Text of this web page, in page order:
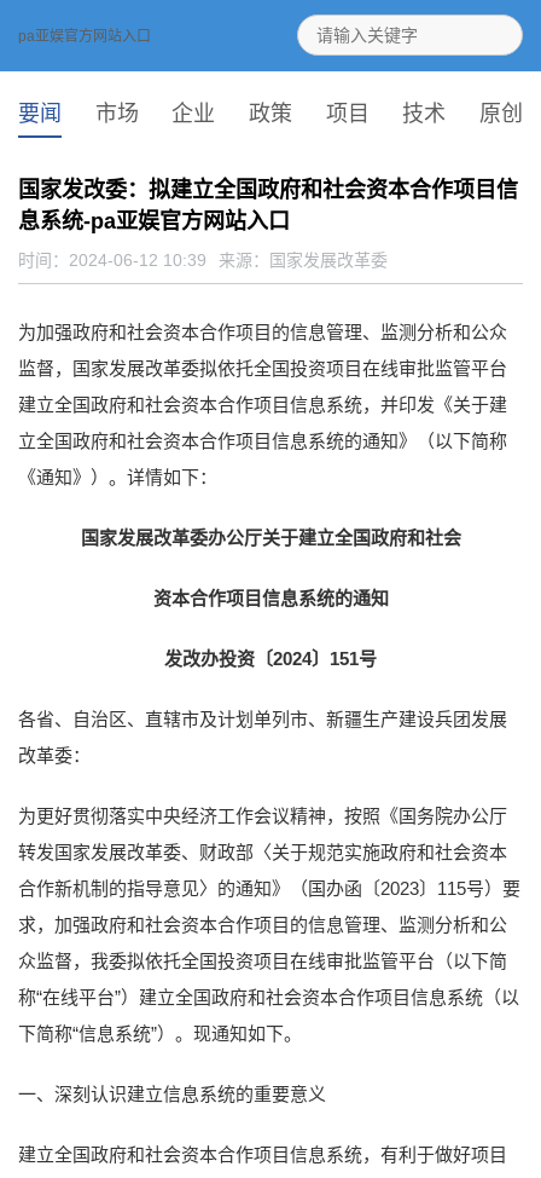
pa亚娱官方网站入口
要闻 市场 企业 政策 项目 技术 原创
国家发改委：拟建立全国政府和社会资本合作项目信
息系统-pa亚娱官方网站入口
时间：2024-06-12 10:39 来源： 国家发展改革委
为加强政府和社会资本合作项目的信息管理、监测分析和公众
监督，国家发展改革委拟依托全国投资项目在线审批监管平台
建立全国政府和社会资本合作项目信息系统，并印发《关于建
立全国政府和社会资本合作项目信息系统的通知》（以下简称
《通知》）。详情如下：
国家发展改革委办公厅关于建立全国政府和社会
资本合作项目信息系统的通知
发改办投资〔2024〕151号
各省、自治区、直辖市及计划单列市、新疆生产建设兵团发展
改革委：
为更好贯彻落实中央经济工作会议精神，按照《国务院办公厅
转发国家发展改革委、财政部〈关于规范实施政府和社会资本
合作新机制的指导意见〉的通知》（国办函〔2023〕115号）要
求，加强政府和社会资本合作项目的信息管理、监测分析和公
众监督，我委拟依托全国投资项目在线审批监管平台（以下简
称“在线平台”）建立全国政府和社会资本合作项目信息系统（以
下简称“信息系统”）。现通知如下。
一、深刻认识建立信息系统的重要意义
建立全国政府和社会资本合作项目信息系统，有利于做好项目